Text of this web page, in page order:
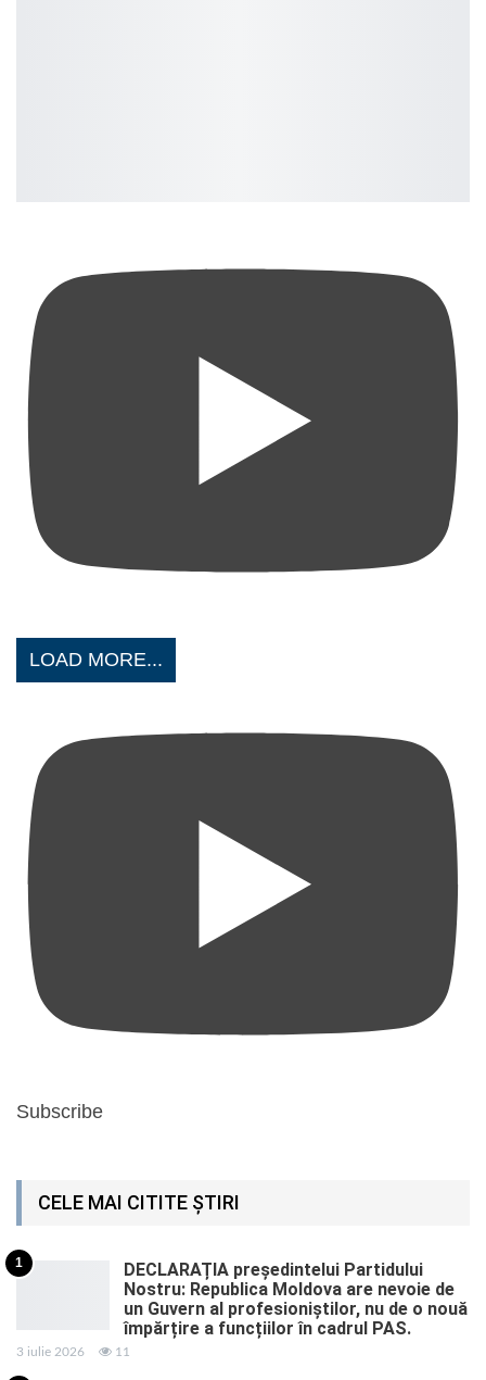
LOAD MORE...
Subscribe
CELE MAI CITITE ȘTIRI
1
DECLARAȚIA președintelui Partidului
Nostru: Republica Moldova are nevoie de
un Guvern al profesioniștilor, nu de o nouă
împărțire a funcțiilor în cadrul PAS.
3 iulie 2026 11